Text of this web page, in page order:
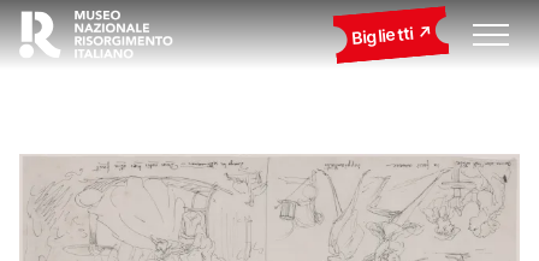
Biglietti